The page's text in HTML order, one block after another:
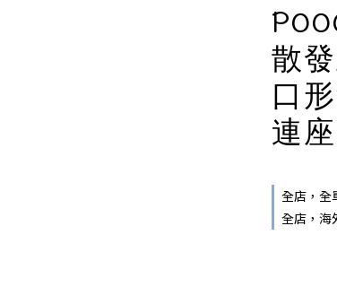
散
口
連
全店，全
全店，海